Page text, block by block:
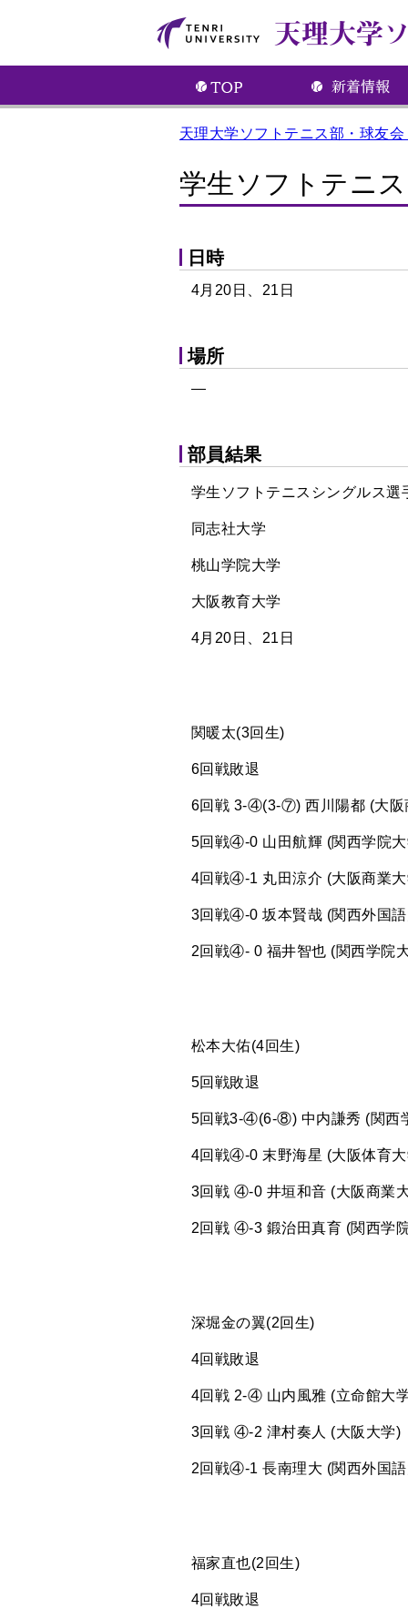
天理大学ソフトテニス部・球友会
学生ソフトテニ
日時
4月20日、21日
場所
―
部員結果
学生ソフトテニスシングルス選
同志社大学
桃山学院大学
大阪教育大学
4月20日、21日
関暖太(3回生)
6回戦敗退
6回戦 3-④(3-⑦) 西川陽都 (大阪
5回戦④-0 山田航輝 (関西学院
4回戦④-1 丸田涼介 (大阪商業
3回戦④-0 坂本賢哉 (関西外国
2回戦④- 0 福井智也 (関西学院
松本大佑(4回生)
5回戦敗退
5回戦3-④(6-⑧) 中内謙秀 (関西
4回戦④-0 末野海星 (大阪体育
3回戦 ④-0 井垣和音 (大阪商業
2回戦 ④-3 鍛治田真育 (関西学
深堀金の翼(2回生)
4回戦敗退
4回戦 2-④ 山内風雅 (立命館大
3回戦 ④-2 津村奏人 (大阪大学)
2回戦④-1 長南理大 (関西外国
福家直也(2回生)
4回戦敗退